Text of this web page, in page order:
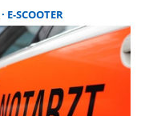
E-SCOOTER